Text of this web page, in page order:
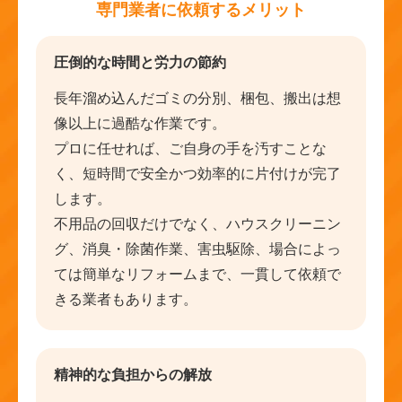
専門業者に依頼するメリット
圧倒的な時間と労力の節約
長年溜め込んだゴミの分別、梱包、搬出は想
像以上に過酷な作業です。
プロに任せれば、ご自身の手を汚すことな
く、短時間で安全かつ効率的に片付けが完了
します。
不用品の回収だけでなく、ハウスクリーニン
グ、消臭・除菌作業、害虫駆除、場合によっ
ては簡単なリフォームまで、一貫して依頼で
きる業者もあります。
精神的な負担からの解放